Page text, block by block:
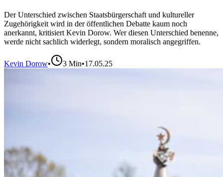
Der Unterschied zwischen Staatsbürgerschaft und kultureller
Zugehörigkeit wird in der öffentlichen Debatte kaum noch
anerkannt, kritisiert Kevin Dorow. Wer diesen Unterschied benenne,
werde nicht sachlich widerlegt, sondern moralisch angegriffen.
Kevin Dorow• 3 Min•17.05.25